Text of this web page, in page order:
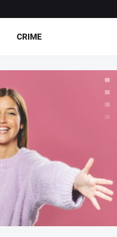
CRIME